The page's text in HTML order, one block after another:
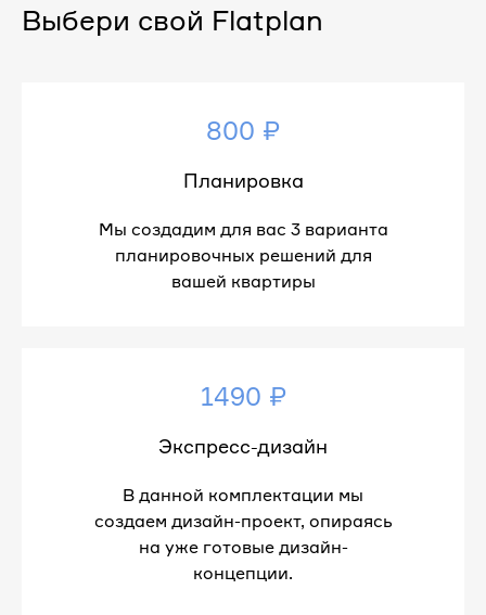
Выбери свой Flatplan
800 ₽
Планировка
Мы создадим для вас 3 варианта
планировочных решений для
вашей квартиры
1490 ₽
Экспресс-дизайн
В данной комплектации мы
создаем дизайн-проект, опираясь
на уже готовые дизайн-
концепции.